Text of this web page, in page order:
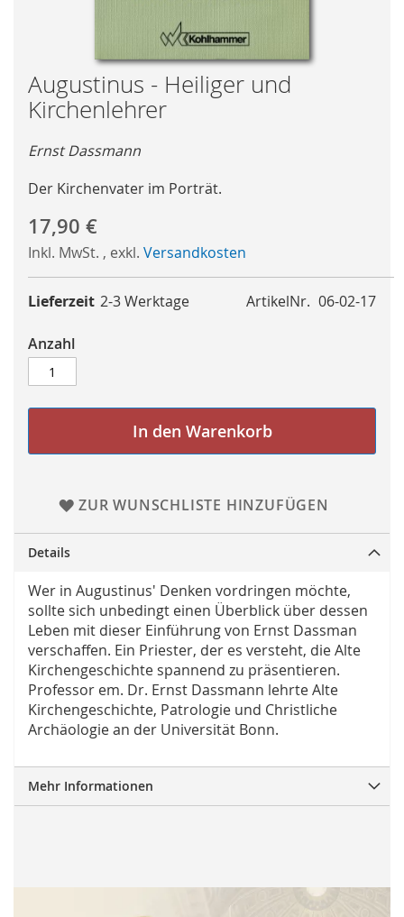
Skip
to
the
of
images
gallery
Augustinus - Heiliger und
Kirchenlehrer
Ernst Dassmann
Der Kirchenvater im Porträt.
17,90 €
Inkl. MwSt. , exkl. Versandkosten
ArtikelNr. 06-02-17
Lieferzeit 2-3 Werktage
Anzahl
In den Warenkorb
ZUR WUNSCHLISTE HINZUFÜGEN
Details
Wer in Augustinus' Denken vordringen möchte,
sollte sich unbedingt einen Überblick über dessen
Leben mit dieser Einführung von Ernst Dassman
verschaffen. Ein Priester, der es versteht, die Alte
Kirchengeschichte spannend zu präsentieren.
Professor em. Dr. Ernst Dassmann lehrte Alte
Kirchengeschichte, Patrologie und Christliche
Archäologie an der Universität Bonn.
Mehr Informationen